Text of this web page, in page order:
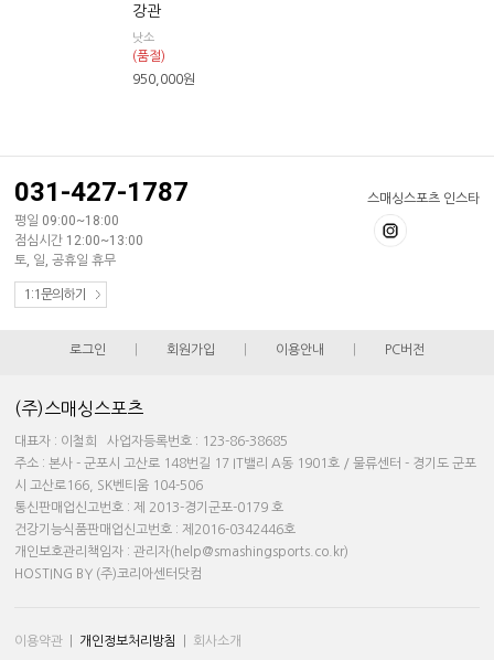
강관
낫소
(품절)
950,000원
스매싱스포츠 인스타
031-427-1787
평일 09:00~18:00
점심시간 12:00~13:00
토, 일, 공휴일 휴무
1:1문의하기
로그인 회원가입 이용안내 PC버전
(주)스매싱스포츠
대표자 : 이철희 사업자등록번호 : 123-86-38685
주소 : 본사 - 군포시 고산로 148번길 17 IT밸리 A동 1901호 / 물류센터 - 경기도 군포
시 고산로166, SK벤티움 104-506
통신판매업신고번호 : 제 2013-경기군포-0179 호
건강기능식품판매업신고번호 : 제2016-0342446호
개인보호관리책임자 : 관리자(help@smashingsports.co.kr)
HOSTING BY (주)코리아센터닷컴
이용약관 개인정보처리방침 회사소개